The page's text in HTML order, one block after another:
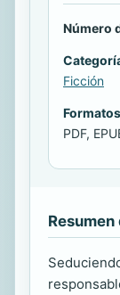
Número
Ficción
PDF,